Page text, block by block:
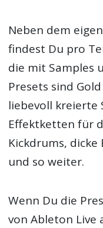
Neben dem
findest Du pro
die mit Samples
Presets sind
liebevoll kreierte
Effektketten für
Kickdrums, dicke
und so weiter.
Wenn Du die
von Ableton Live